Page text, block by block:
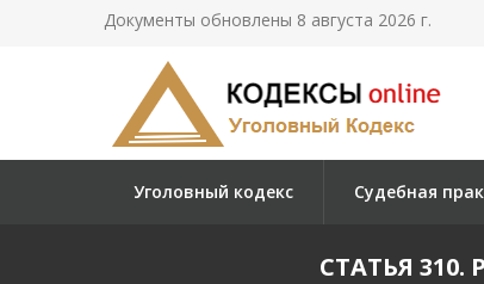
Документы обновлены 8 августа 2026 г.
Уголовный кодекс Судебная
СТАТЬЯ